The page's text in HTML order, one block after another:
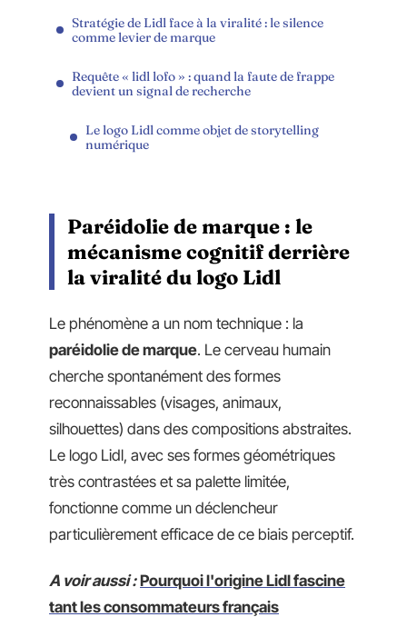
Stratégie de Lidl face à la viralité : le silence
comme levier de marque
Requête « lidl lofo » : quand la faute de frappe
devient un signal de recherche
Le logo Lidl comme objet de storytelling
numérique
Paréidolie de marque : le
mécanisme cognitif derrière
la viralité du logo Lidl
Le phénomène a un nom technique : la
paréidolie de marque. Le cerveau humain
cherche spontanément des formes
reconnaissables (visages, animaux,
silhouettes) dans des compositions abstraites.
Le logo Lidl, avec ses formes géométriques
très contrastées et sa palette limitée,
fonctionne comme un déclencheur
particulièrement efficace de ce biais perceptif.
A voir aussi : Pourquoi l'origine Lidl fascine
tant les consommateurs français